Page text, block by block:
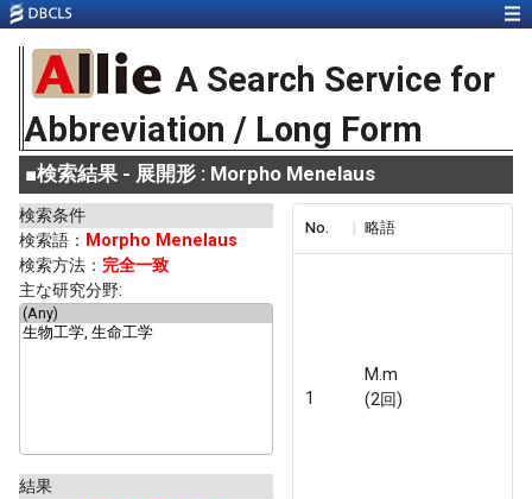
A Search Service for
Abbreviation / Long Form
■検索結果 - 展開形 : Morpho Menelaus
検索条件
検索語： Morpho Menelaus
検索方法： 完全一致
主な研究分野:
結果
No. 略語
1
M.m
(2回)